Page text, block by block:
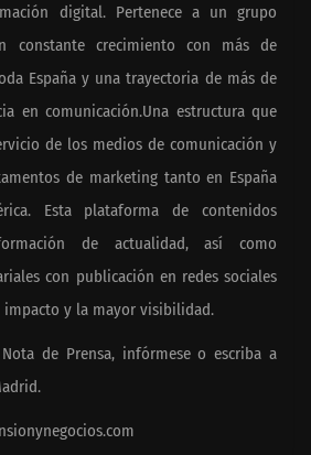
digital. Pertenece a un grupo
constante crecimiento con más de
España y una trayectoria de más de
en comunicación.Una estructura que
de los medios de comunicación y
de marketing tanto en España
Esta plataforma de contenidos
de actualidad, así como
con publicación en redes sociales
y la mayor visibilidad.
de Prensa, infórmese o escriba a